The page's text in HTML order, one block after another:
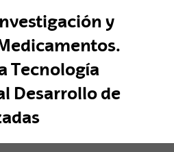
y
Tecnología
Desarrollo de